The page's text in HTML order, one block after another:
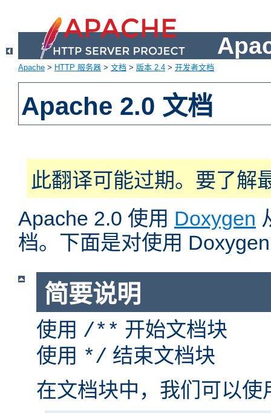
Apache > HTTP 服务器 > 文档 > 版本 2.4 > 开发者文档
Apache 2.0 文档
此翻译可能过期。要了解
Apache 2.0 使用 Doxygen
档。下面是对使用
简要说明
使用 /** 开始文档块
使用 */ 结束文档块
在文档块中，我们可以使